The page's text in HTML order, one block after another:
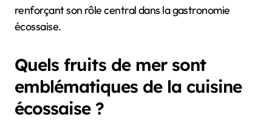
renforçant son rôle central dans la gastronomie
écossaise.
Quels fruits de mer sont
emblématiques de la cuisine
écossaise ?